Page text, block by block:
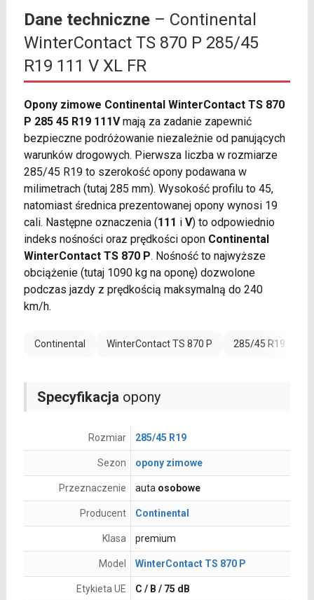
Dane techniczne– Continental
WinterContact TS 870 P 285/45
R19 111 V XL FR
Opony zimowe Continental WinterContact TS 870
P 285 45 R19 111Vmają za zadanie zapewnić
bezpieczne podróżowanie niezależnie od panujących
warunków drogowych. Pierwsza liczba w rozmiarze
285/45 R19 to szerokość opony podawana w
milimetrach (tutaj 285 mm). Wysokość profilu to 45,
natomiast średnica prezentowanej opony wynosi 19
cali. Następne oznaczenia (111 i V) to odpowiednio
indeks nośności oraz prędkości opon Continental
WinterContact TS 870 P. Nośność to najwyższe
obciążenie (tutaj 1090 kg na oponę) dozwolone
podczas jazdy z prędkością maksymalną do 240
km/h.
Continental WinterContact TS 870 P 285/45 R19
Specyfikacja opony
Rozmiar 285/45 R19
Sezon opony zimowe
Przeznaczenie auta osobowe
Producent Continental
Klasa premium
Model WinterContact TS 870 P
Etykieta UE C / B / 75 dB